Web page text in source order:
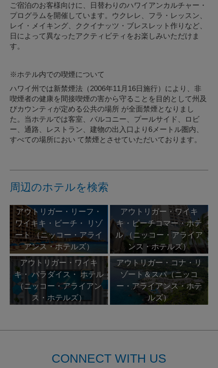
ご宿泊のお客様向けに、日替わりのハワイアンカルチャー・
プログラムを開催しています。ウクレレ、フラ・レッスン、
レイ・メイキング、ククイナッツ・ブレスレット作りなど、
日によって異なったアクティビティをお楽しみいただけま
す。
※ホテル内での喫煙について
ハワイ州では新禁煙法（2006年11月16日施行）により、非
喫煙者の健康を間接喫煙の害から守ることを目的として州及
びカウンティが定める公共の場所 が全面禁煙となりまし
た。当ホテルでは客室、バルコニー、プールサイド、ロビ
ー、通路、レストラン、建物の出入口より6メートル圏内、
すべての場所におい て禁煙とさせていただいております。
周辺のホテルを検索
アウトリガー・リーフ・
ワイキキ・ビーチ・ リゾ
ート （ニッコー・アライ
アンス・ホテルズ）
アウトリガー・ワイキ
キ・ビーチコマー・ホテ
ル （ニッコー・アライア
ンス・ホテルズ）
アウトリガー・ワイキ
キ・ パラダイス・ ホテル
（ニッコー・アライアン
ス・ホテルズ）
アウトリガー・コナ・リ
ゾート＆スパ（ニッコ
ー・アライアンス・ホテ
ルズ）
CONNECT WITH US